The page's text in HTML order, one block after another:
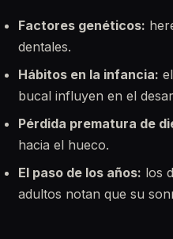
Factores genéticos:
dentales.
Hábitos en la infancia:
bucal influyen en el
Pérdida prematura de
hacia el hueco.
El paso de los años: los
adultos notan que su